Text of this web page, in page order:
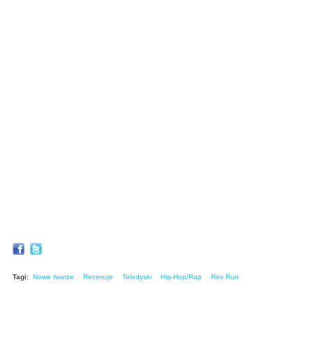
Tagi: Nowe twarze Recenzje Teledyski Hip-Hop/Rap Rev Run